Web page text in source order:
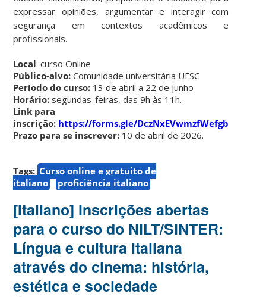
expressar opiniões, argumentar e interagir com
segurança em contextos acadêmicos e
profissionais.
Local: curso Online
Público-alvo: Comunidade universitária UFSC
Período do curso: 13 de abril a 22 de junho
Horário: segundas-feiras, das 9h às 11h.
Link para
inscrição: https://forms.gle/DczNxEVwmzfWefgb9
Prazo para se inscrever: 10 de abril de 2026.
Tags: Curso online e gratuito de
italiano
proficiência italiano
[Italiano] Inscrições abertas
para o curso do NILT/SINTER:
Língua e cultura italiana
através do cinema: história,
estética e sociedade